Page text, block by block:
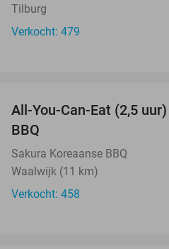
Tilburg
Verkocht: 479
All-You-Can-Eat (2,5
BBQ
Sakura Koreaanse BBQ
Waalwijk (11 km)
Verkocht: 458